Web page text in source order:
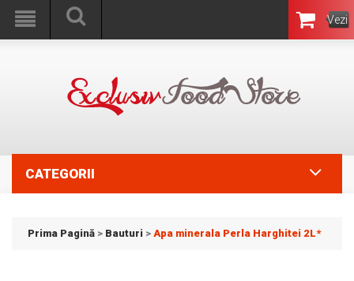
Vezi
Coşul
CATEGORII
Prima Pagină > Bauturi > Apa minerala Perla Harghitei 2L*